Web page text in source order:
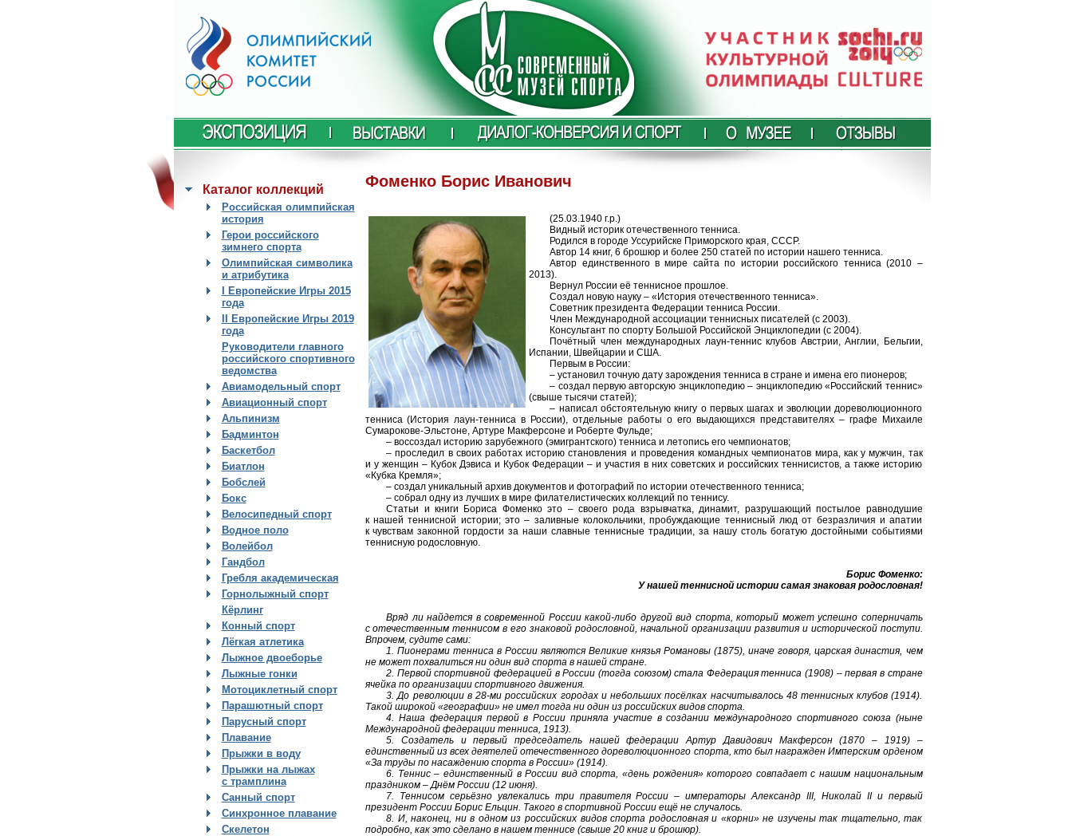
Каталог коллекций
Российская олимпийская
история
Герои российского
зимнего спорта
Олимпийская символика
и атрибутика
I Европейские Игры 2015
года
II Европейские Игры 2019
года
Руководители главного
российского спортивного
ведомства
Авиамодельный спорт
Авиационный спорт
Альпинизм
Бадминтон
Баскетбол
Биатлон
Бобслей
Бокс
Велосипедный спорт
Водное поло
Волейбол
Гандбол
Гребля академическая
Горнолыжный спорт
Кёрлинг
Конный спорт
Лёгкая атлетика
Лыжное двоеборье
Лыжные гонки
Мотоциклетный спорт
Парашютный спорт
Парусный спорт
Плавание
Прыжки в воду
Прыжки на лыжах
с трамплина
Санный спорт
Синхронное плавание
Скелетон
Фоменко Борис Иванович
(25.03.1940 г.р.)
Видный историк отечественного тенниса.
Родился в городе Уссурийске Приморского края, СССР.
Автор 14 книг, 6 брошюр и более 250 статей по истории нашего тенниса.
Автор единственного в мире сайта по истории российского тенниса (2010 –
2013).
Вернул России её теннисное прошлое.
Создал новую науку – «История отечественного тенниса».
Советник президента Федерации тенниса России.
Член Международной ассоциации теннисных писателей (с 2003).
Консультант по спорту Большой Российской Энциклопедии (с 2004).
Почётный член международных лаун-теннис клубов Австрии, Англии, Бельгии,
Испании, Швейцарии и США.
Первым в России:
– установил точную дату зарождения тенниса в стране и имена его пионеров;
– создал первую авторскую энциклопедию – энциклопедию «Российский теннис»
(свыше тысячи статей);
– написал обстоятельную книгу о первых шагах и эволюции дореволюционного
тенниса (История лаун-тенниса в России), отдельные работы о его выдающихся представителях – графе Михаиле
Сумарокове-Эльстоне, Артуре Макферсоне и Роберте Фульде;
– воссоздал историю зарубежного (эмигрантского) тенниса и летопись его чемпионатов;
– проследил в своих работах историю становления и проведения командных чемпионатов мира, как у мужчин, так
и у женщин – Кубок Дэвиса и Кубок Федерации – и участия в них советских и российских теннисистов, а также историю
«Кубка Кремля»;
– создал уникальный архив документов и фотографий по истории отечественного тенниса;
– собрал одну из лучших в мире филателистических коллекций по теннису.
Статьи и книги Бориса Фоменко это – своего рода взрывчатка, динамит, разрушающий постылое равнодушие
к нашей теннисной истории; это – заливные колокольчики, пробуждающие теннисный люд от безразличия и апатии
к чувствам законной гордости за наши славные теннисные традиции, за нашу столь богатую достойными событиями
теннисную родословную.
Борис Фоменко:
У нашей теннисной истории самая знаковая родословная!
Вряд ли найдется в современной России какой-либо другой вид спорта, который может успешно соперничать
с отечественным теннисом в его знаковой родословной, начальной организации развития и исторической поступи.
Впрочем, судите сами:
1. Пионерами тенниса в России являются Великие князья Романовы (1875), иначе говоря, царская династия, чем
не может похвалиться ни один вид спорта в нашей стране.
2. Первой спортивной федерацией в России (тогда союзом) стала Федерация тенниса (1908) – первая в стране
ячейка по организации спортивного движения.
3. До революции в 28-ми российских городах и небольших посёлках насчитывалось 48 теннисных клубов (1914).
Такой широкой «географии» не имел тогда ни один из российских видов спорта.
4. Наша федерация первой в России приняла участие в создании международного спортивного союза (ныне
Международной федерации тенниса, 1913).
5. Создатель и первый председатель нашей федерации Артур Давидович Макферсон (1870 – 1919) –
единственный из всех деятелей отечественного дореволюционного спорта, кто был награжден Имперским орденом
«За труды по насаждению спорта в России» (1914).
6. Теннис – единственный в России вид спорта, «день рождения» которого совпадает с нашим национальным
праздником – Днём России (12 июня).
7. Теннисом серьёзно увлекались три правителя России – императоры Александр III, Николай II и первый
президент России Борис Ельцин. Такого в спортивной России ещё не случалось.
8. И, наконец, ни в одном из российских видов спорта родословная и «корни» не изучены так тщательно, так
подробно, как это сделано в нашем теннисе (свыше 20 книг и брошюр).